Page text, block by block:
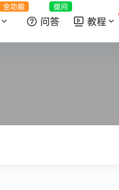
全功能
问答
提问
教程